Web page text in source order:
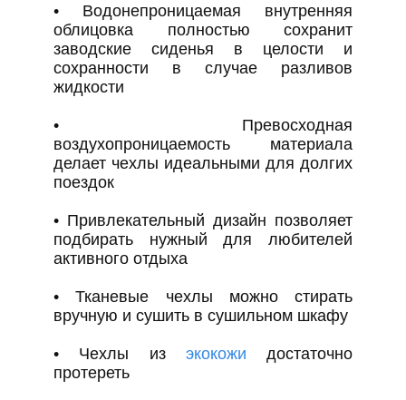
• Водонепроницаемая внутренняя
облицовка полностью сохранит
заводские сиденья в целости и
сохранности в случае разливов
жидкости
• Превосходная
воздухопроницаемость материала
делает чехлы идеальными для долгих
поездок
• Привлекательный дизайн позволяет
подбирать нужный для любителей
активного отдыха
• Тканевые чехлы можно стирать
вручную и сушить в сушильном шкафу
• Чехлы из экокожи достаточно
протереть